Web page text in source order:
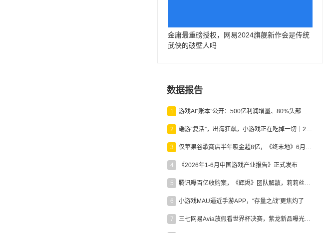
金庸最重磅授权，网易2024旗舰新作会是传统
武侠的破壁人吗
数据报告
1 游戏AI“账本”公开：500亿利润增量、80%头部入局，谁在闷声发财？
2 端游“复活”，出海狂飙，小游戏正在吃掉一切｜2026上半年产业报告
3 仅苹果谷歌商店半年吸金超8亿，《终末地》6月份收入显著回暖
4 《2026年1-6月中国游戏产业报告》正式发布
5 腾讯曝百亿收购案，《辉烬》团队解散，莉莉丝新作曝光｜陀螺周报
6 小游戏MAU逼近手游APP，“存量之战”更焦灼了
7 三七网易Avia放假看世界杯决赛，紫龙新品曝光，米哈游新作上线 | 陀螺周报